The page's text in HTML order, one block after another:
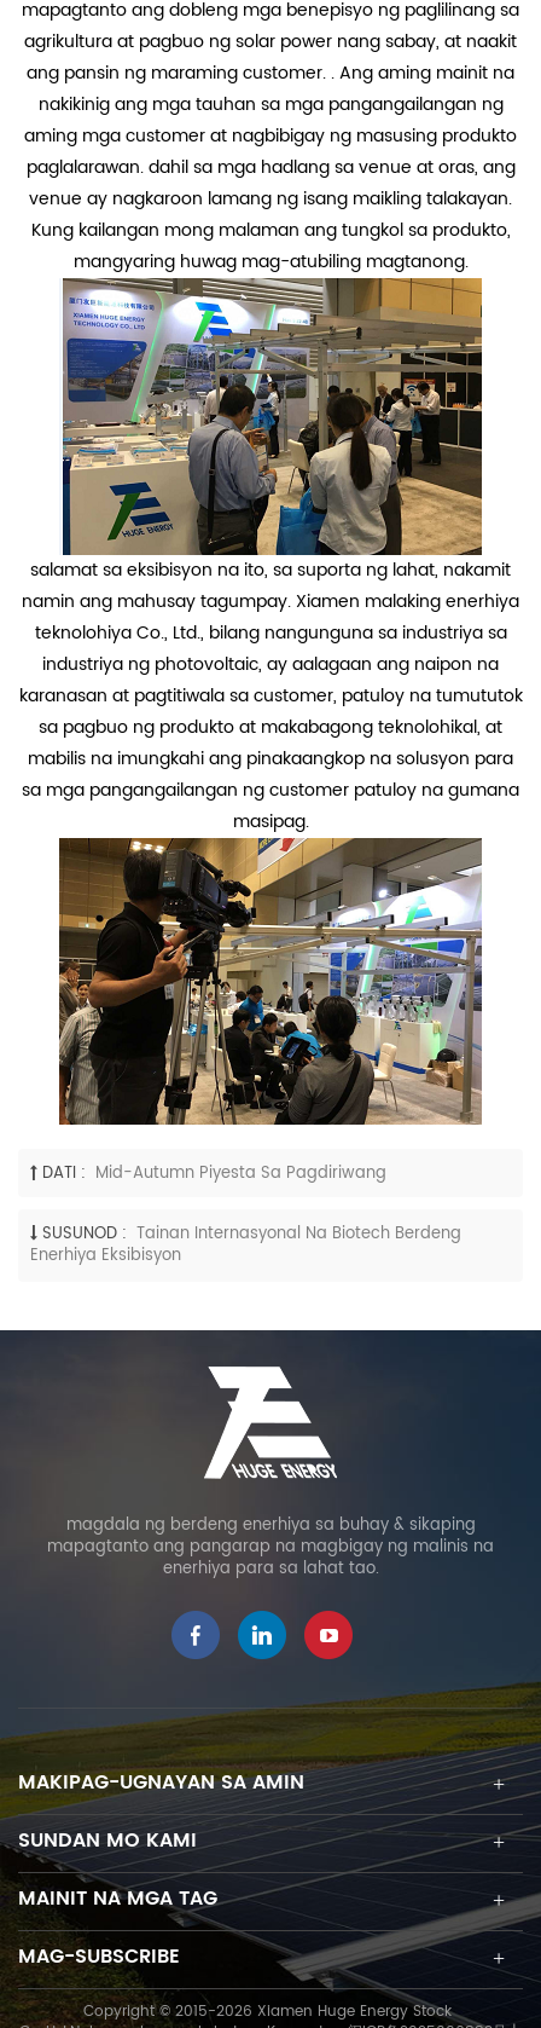
mapagtanto ang dobleng mga benepisyo ng paglilinang sa
agrikultura at pagbuo ng solar power nang sabay, at naakit
ang pansin ng maraming customer. . Ang aming mainit na
nakikinig ang mga tauhan sa mga pangangailangan ng
aming mga customer at nagbibigay ng masusing produkto
paglalarawan. dahil sa mga hadlang sa venue at oras, ang
venue ay nagkaroon lamang ng isang maikling talakayan.
Kung kailangan mong malaman ang tungkol sa produkto,
mangyaring huwag mag-atubiling magtanong.
salamat sa eksibisyon na ito, sa suporta ng lahat, nakamit
namin ang mahusay tagumpay. Xiamen malaking enerhiya
teknolohiya Co., Ltd., bilang nangunguna sa industriya sa
industriya ng photovoltaic, ay aalagaan ang naipon na
karanasan at pagtitiwala sa customer, patuloy na tumututok
sa pagbuo ng produkto at makabagong teknolohikal, at
mabilis na imungkahi ang pinakaangkop na solusyon para
sa mga pangangailangan ng customer patuloy na gumana
masipag.
DATI : Mid-Autumn Piyesta Sa Pagdiriwang
SUSUNOD : Tainan Internasyonal Na Biotech Berdeng
Enerhiya Eksibisyon
magdala ng berdeng enerhiya sa buhay & sikaping
mapagtanto ang pangarap na magbigay ng malinis na
enerhiya para sa lahat tao.
MAKIPAG-UGNAYAN SA AMIN
SUNDAN MO KAMI
MAINIT NA MGA TAG
MAG-SUBSCRIBE
Copyright © 2015-2026 Xiamen Huge Energy Stock